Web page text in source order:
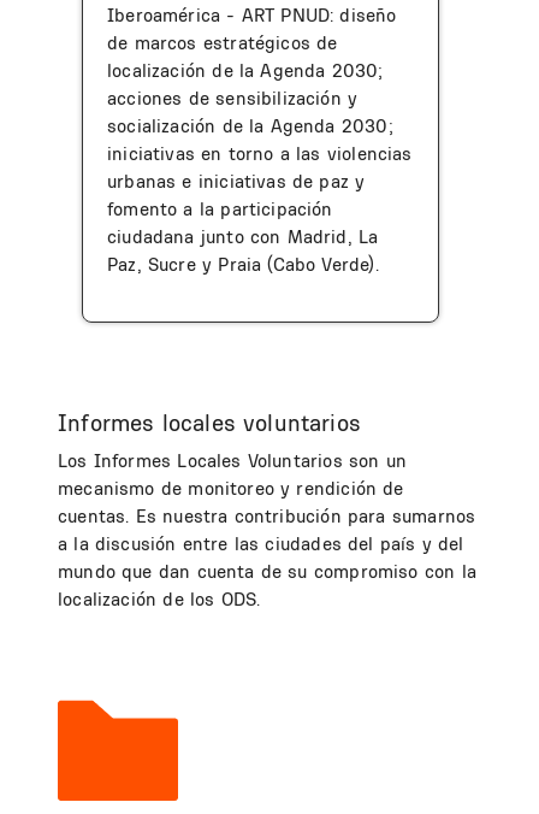
Iberoamérica - ART PNUD: diseño
de marcos estratégicos de
localización de la Agenda 2030;
acciones de sensibilización y
socialización de la Agenda 2030;
iniciativas en torno a las violencias
urbanas e iniciativas de paz y
fomento a la participación
ciudadana junto con Madrid, La
Paz, Sucre y Praia (Cabo Verde).
Informes locales voluntarios
Los Informes Locales Voluntarios son un
mecanismo de monitoreo y rendición de
cuentas. Es nuestra contribución para sumarnos
a la discusión entre las ciudades del país y del
mundo que dan cuenta de su compromiso con la
localización de los ODS.